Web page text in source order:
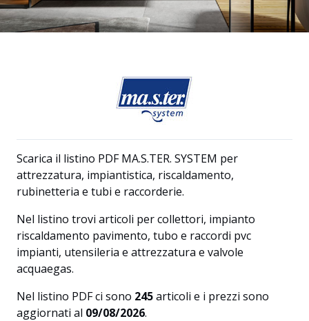
Scarica il listino PDF MA.S.TER. SYSTEM per
attrezzatura, impiantistica, riscaldamento,
rubinetteria e tubi e raccorderie.
Nel listino trovi articoli per collettori, impianto
riscaldamento pavimento, tubo e raccordi pvc
impianti, utensileria e attrezzatura e valvole
acquaegas.
Nel listino PDF ci sono 245articoli e i prezzi sono
aggiornati al 09/08/2026.